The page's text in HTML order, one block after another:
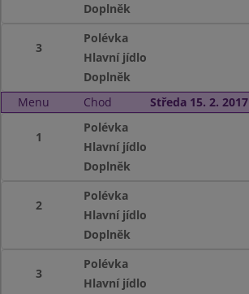
Doplněk
3
Polévka
Hlavní jídlo
Doplněk
Menu
Chod Středa 15. 2. 2017
1
Polévka
Hlavní jídlo
Doplněk
2
Polévka
Hlavní jídlo
Doplněk
3
Polévka
Hlavní jídlo